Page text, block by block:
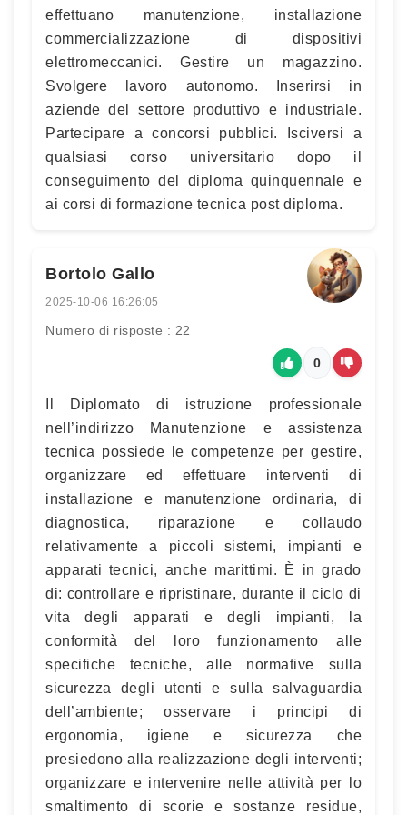
effettuano manutenzione, installazione
commercializzazione di dispositivi
elettromeccanici. Gestire un magazzino.
Svolgere lavoro autonomo. Inserirsi in
aziende del settore produttivo e industriale.
Partecipare a concorsi pubblici. Isciversi a
qualsiasi corso universitario dopo il
conseguimento del diploma quinquennale e
ai corsi di formazione tecnica post diploma.
Bortolo Gallo
2025-10-06 16:26:05
Numero di risposte : 22
0
Il Diplomato di istruzione professionale
nell’indirizzo Manutenzione e assistenza
tecnica possiede le competenze per gestire,
organizzare ed effettuare interventi di
installazione e manutenzione ordinaria, di
diagnostica, riparazione e collaudo
relativamente a piccoli sistemi, impianti e
apparati tecnici, anche marittimi. È in grado
di: controllare e ripristinare, durante il ciclo di
vita degli apparati e degli impianti, la
conformità del loro funzionamento alle
specifiche tecniche, alle normative sulla
sicurezza degli utenti e sulla salvaguardia
dell’ambiente; osservare i principi di
ergonomia, igiene e sicurezza che
presiedono alla realizzazione degli interventi;
organizzare e intervenire nelle attività per lo
smaltimento di scorie e sostanze residue,